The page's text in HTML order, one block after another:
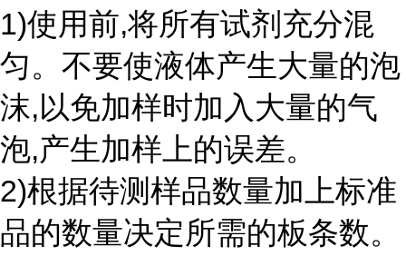
1)使用前,将所有试剂充分混
匀。不要使液体产生大量的泡
沫,以免加样时加入大量的气
泡,产生加样上的误差。
2)根据待测样品数量加上标准
品的数量决定所需的板条数。